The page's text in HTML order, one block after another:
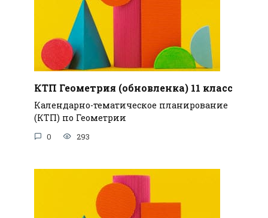
КТП Геометрия (обновленка) 11 класс
Календарно-тематическое планирование
(КТП) по Геометрии
0 293